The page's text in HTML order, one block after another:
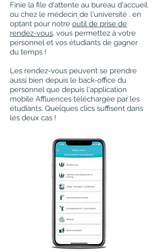
Finie la file d'attente au bureau d'accueil
ou chez le médecin de l'université : en
optant pour notre outil de prise de
rendez-vous, vous permettez à votre
personnel et vos étudiants de gagner
du temps !
Les rendez-vous peuvent se prendre
aussi bien depuis le back-office du
personnel que depuis l'application
mobile Affluences téléchargée par les
étudiants. Quelques clics suffisent dans
les deux cas !